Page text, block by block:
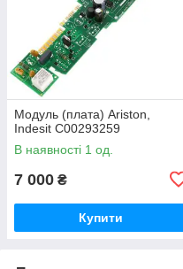
Модуль (плата) Ariston,
Indesit C00293259
В наявності 1 од.
7 000 ₴
Купити